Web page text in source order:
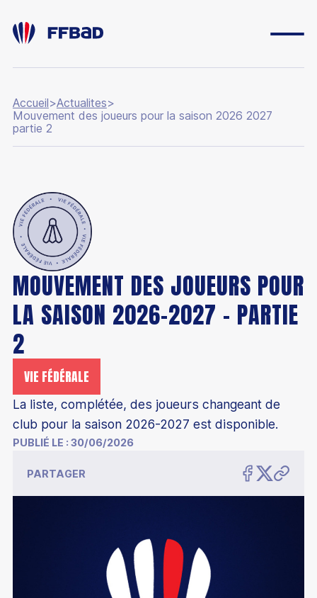
Accueil>Actualites>
Mouvement des joueurs pour la saison 2026 2027
partie 2
MOUVEMENT DES JOUEURS POUR
LA SAISON 2026-2027 - PARTIE
2
VIE FÉDÉRALE
La liste, complétée, des joueurs changeant de
club pour la saison 2026-2027 est disponible.
PUBLIÉ LE : 30/06/2026
PARTAGER